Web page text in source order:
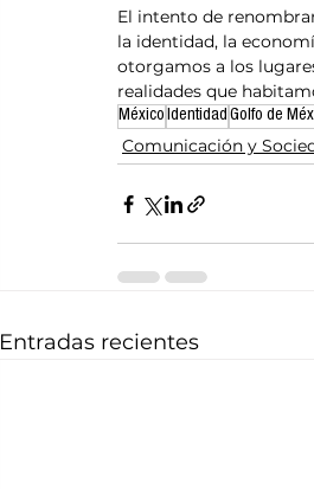
El intento de
la identidad, la
otorgamos a los
realidades que
México Identidad Golfo de
Comunicación y
Entradas recientes